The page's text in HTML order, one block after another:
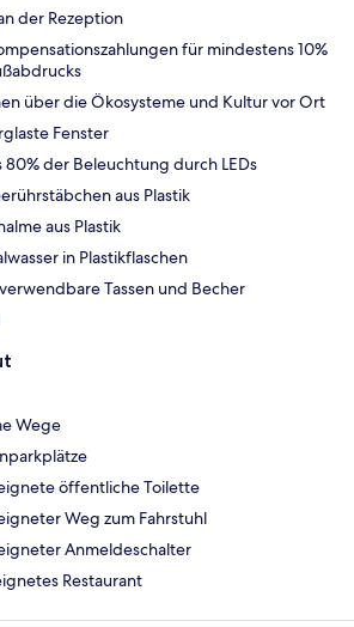
der Rezeption
für mindestens 10%
über die Ökosysteme und Kultur vor Ort
Fenster
der Beleuchtung durch LEDs
aus Plastik
aus Plastik
in Plastikflaschen
Tassen und Becher
Wege
öffentliche Toilette
Weg zum Fahrstuhl
Anmeldeschalter
Restaurant